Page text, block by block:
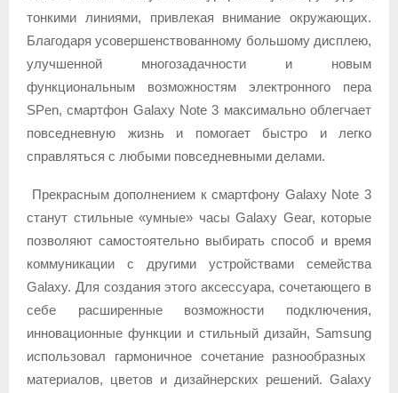
тонкими линиями, привлекая внимание окружающих.
Благодаря усовершенствованному большому дисплею,
улучшенной многозадачности и новым
функциональным возможностям электронного пера
SPen, смартфон Galaxy Note 3 максимально облегчает
повседневную жизнь и помогает быстро и легко
справляться с любыми повседневными делами.
Прекрасным дополнением к смартфону Galaxy Note 3
станут стильные «умные» часы Galaxy Gear, которые
позволяют самостоятельно выбирать способ и время
коммуникации с другими устройствами семейства
Galaxy. Для создания этого аксессуара, сочетающего в
себе расширенные возможности подключения,
инновационные функции и стильный дизайн, Samsung
использовал гармоничное сочетание разнообразных
материалов, цветов и дизайнерских решений. Galaxy